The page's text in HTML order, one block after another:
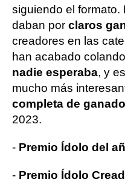
siguiendo el formato.
daban por claros
creadores en las
han acabado
nadie esperaba, y
mucho más
completa de
2023.
- Premio Ídolo del
- Premio Ídolo